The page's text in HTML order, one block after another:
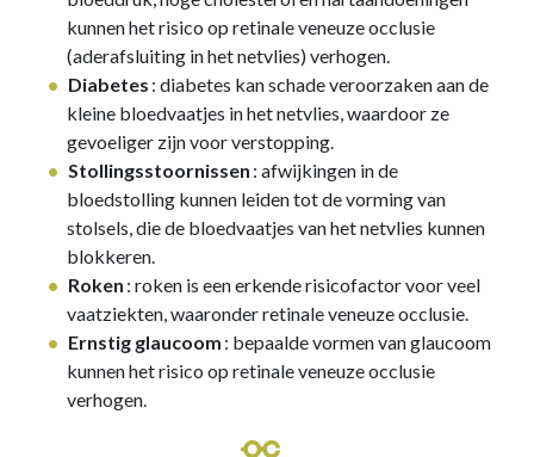
kunnen het risico op retinale veneuze occlusie
(aderafsluiting in het netvlies) verhogen.
Diabetes : diabetes kan schade veroorzaken aan de
kleine bloedvaatjes in het netvlies, waardoor ze
gevoeliger zijn voor verstopping.
Stollingsstoornissen : afwijkingen in de
bloedstolling kunnen leiden tot de vorming van
stolsels, die de bloedvaatjes van het netvlies kunnen
blokkeren.
Roken : roken is een erkende risicofactor voor veel
vaatziekten, waaronder retinale veneuze occlusie.
Ernstig glaucoom : bepaalde vormen van glaucoom
kunnen het risico op retinale veneuze occlusie
verhogen.